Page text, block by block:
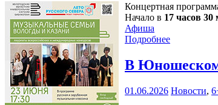
Концертная
Начало в 17 часов 30
Афиша
Подробнее
В Юношеском
01.06.2026 Новости,